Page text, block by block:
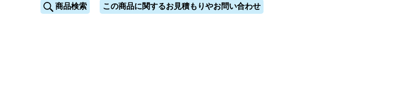
商品検索 この商品に関するお見積もりやお問い合わせ